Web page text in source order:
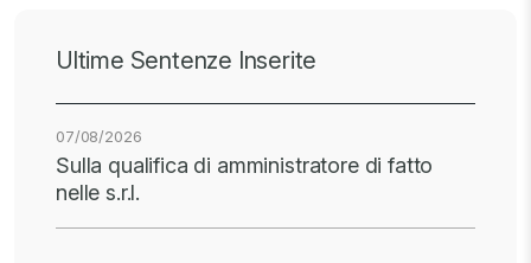
Ultime Sentenze Inserite
07/08/2026
Sulla qualifica di amministratore di fatto
nelle s.r.l.